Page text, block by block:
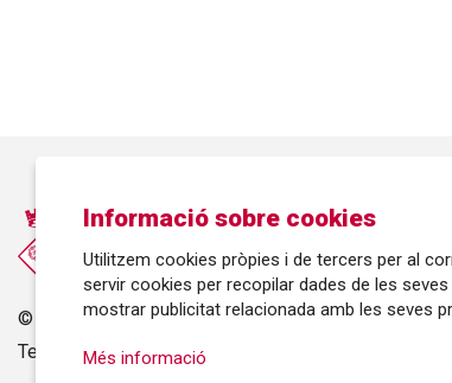
© Ajuntament de Roses| C/ Tarragona, 81 | 17480
Tel.: 972 25 24 00 |cultura@roses.cat
Informació sobre cookies
Utilitzem cookies pròpies i de tercers per al
servir cookies per recopilar dades de les
mostrar publicitat relacionada amb les seves
Més informació